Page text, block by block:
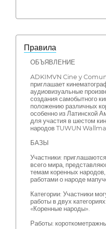
Правила
ОБЪЯВЛЕНИЕ
ADKIMVN Cine y
приглашает
аудиовизуальные
создания самобытного
положению различных
особенно из Латинской
для участия в шестом
народов TUWUN
БАЗЫ
Участники:
всего мира,
темам коренных
работами о народе
Категории: Участники
работы в двух
«Коренные народы».
Работы: